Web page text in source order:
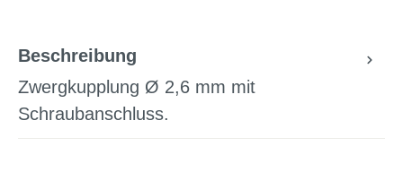
Beschreibung
Zwergkupplung Ø 2,6 mm mit
Schraubanschluss.